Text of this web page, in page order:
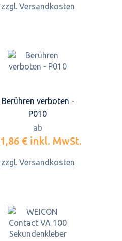
zzgl. Versandkosten
Berühren verboten -
P010
ab
1,86 € inkl. MwSt.
zzgl. Versandkosten